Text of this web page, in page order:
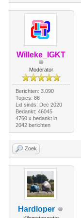
Willeke_IGKT
Moderator
Berichten: 3.090
Topics: 86
Lid sinds: Dec 2020
Bedankt: 46045
4760 x bedankt in
2042 berichten
Zoek
Hardloper